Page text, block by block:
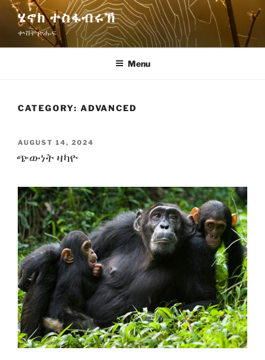
Skip
content
ሄኖክ ተስፋብሩኽ
ቍሸት ጽሑፍ
Menu
CATEGORY: ADVANCED
POSTED
AUGUST 14, 2024
ጭውነት ዛካዮ